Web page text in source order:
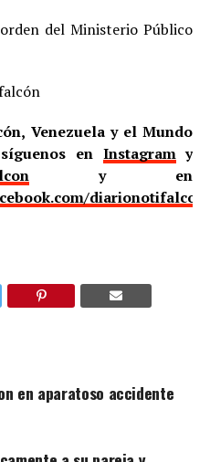
del Ministerio Público
Venezuela y el Mundo
síguenos en Instagramy
y en
en aparatoso accidente